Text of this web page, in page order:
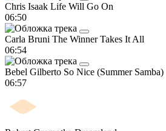
Chris Isaak Life Will Go On
06:50
Carla Bruni The Winner Takes It All
06:54
Bebel Gilberto So Nice (Summer Samba)
06:57